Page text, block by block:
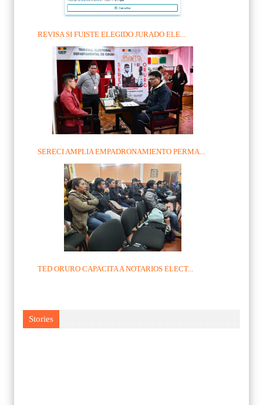
REVISA SI FUISTE ELEGIDO JURADO ELE...
SERECI AMPLIA EMPADRONAMIENTO PERMA...
TED ORURO CAPACITA A NOTARIOS ELECT...
Stories